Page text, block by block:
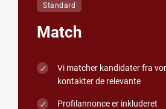
Standard
Match
Vi matcher kandidater fra
kontakter de relevante
Profilannonce er inkluderet